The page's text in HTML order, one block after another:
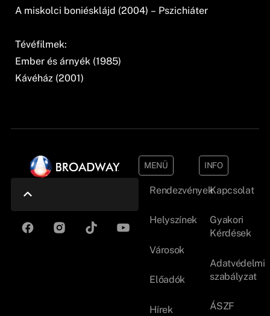
A miskolci boniésklájd (2004) – Pszichiáter
Tévéfilmek:
Ember és árnyék (1985)
Kávéház (2001)
MENÜ
Rendezvények
Helyszínek
Városok
Előadók
Hírek
INFO
Kapcsolat
Gyakori
Kérdések
Adatvédelmi
szabályzat
ÁSZF